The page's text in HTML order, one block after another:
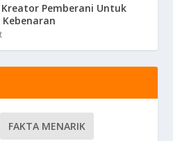
Pemberani Untuk
FAKTA MENARIK